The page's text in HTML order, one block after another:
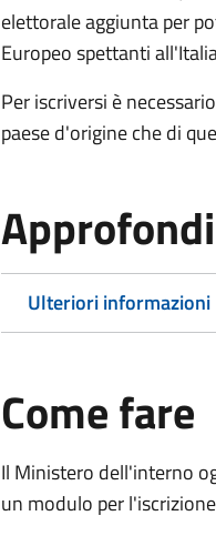
elettorale aggiunta per
Europeo spettanti
Per iscriversi è
paese d'origine che di
Ulteriori informazioni
Come fare
Il Ministero dell'interno
un modulo per